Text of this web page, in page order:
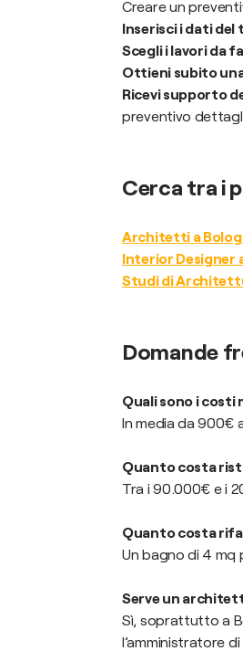
Creare un
Inserisci i dati del
Scegli i lavori da
Ottieni subito
Ricevi supporto
preventivo
Cerca tra i
Architetti a
Interior Designer
Studi di
Domande
Quali sono i costi
In media da 900€
Quanto costa
Tra i 90.000€ e i
Quanto costa
Un bagno di 4 mq
Serve un
Sì, soprattutto a
l’amministratore